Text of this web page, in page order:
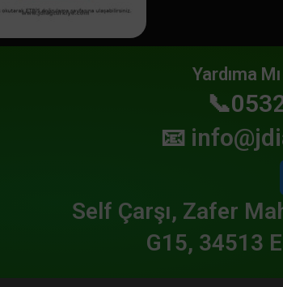
Yardıma
📧
Self Çarşı, Zafer
G15, 34513